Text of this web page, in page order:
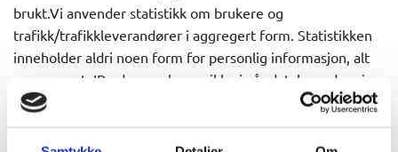
brukt.Vi anvender statistikk om brukere og
trafikk/trafikkleverandører i aggregert form. Statistikken
inneholder aldri noen form for personlig informasjon, alt
er anonymt. IP-adresser lagres ikke i vår database der vi
lagrer atferd på nettstedet, derfor kan informasjon om
deg som bruker aldri kobles sammen med din identitet.
Din IP-adresse lagres av sikkerhetsmessige årsaker bare i